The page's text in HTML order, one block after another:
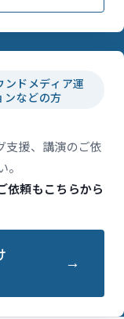
ドメディア運
ンなどの方
支援、講演のご依
依頼もこちらから